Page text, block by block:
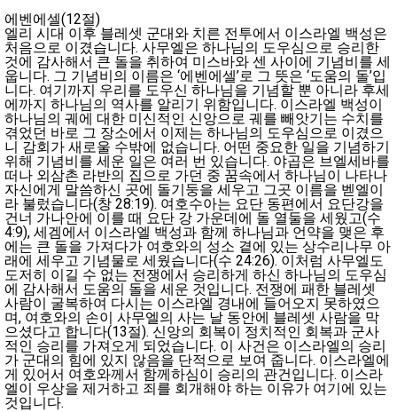
에벤에셀(12절)
엘리 시대 이후 블레셋 군대와 치른 전투에서 이스라엘 백성은
처음으로 이겼습니다. 사무엘은 하나님의 도우심으로 승리한
것에 감사해서 큰 돌을 취하여 미스바와 센 사이에 기념비를 세
웁니다. 그 기념비의 이름은 ‘에벤에셀’로 그 뜻은 ‘도움의 돌’입
니다. 여기까지 우리를 도우신 하나님을 기념할 뿐 아니라 후세
에까지 하나님의 역사를 알리기 위함입니다. 이스라엘 백성이
하나님의 궤에 대한 미신적인 신앙으로 궤를 빼앗기는 수치를
겪었던 바로 그 장소에서 이제는 하나님의 도우심으로 이겼으
니 감회가 새로울 수밖에 없습니다. 어떤 중요한 일을 기념하기
위해 기념비를 세운 일은 여러 번 있습니다. 야곱은 브엘세바를
떠나 외삼촌 라반의 집으로 가던 중 꿈속에서 하나님이 나타나
자신에게 말씀하신 곳에 돌기둥을 세우고 그곳 이름을 벧엘이
라 불렀습니다(창 28:19). 여호수아는 요단 동편에서 요단강을
건너 가나안에 이를 때 요단 강 가운데에 돌 열둘을 세웠고(수
4:9), 세겜에서 이스라엘 백성과 함께 하나님과 언약을 맺은 후
에는 큰 돌을 가져다가 여호와의 성소 곁에 있는 상수리나무 아
래에 세우고 기념물로 세웠습니다(수 24:26). 이처럼 사무엘도
도저히 이길 수 없는 전쟁에서 승리하게 하신 하나님의 도우심
에 감사해서 도움의 돌을 세운 것입니다. 전쟁에 패한 블레셋
사람이 굴복하여 다시는 이스라엘 경내에 들어오지 못하였으
며, 여호와의 손이 사무엘의 사는 날 동안에 블레셋 사람을 막
으셨다고 합니다(13절). 신앙의 회복이 정치적인 회복과 군사
적인 승리를 가져오게 되었습니다. 이 사건은 이스라엘의 승리
가 군대의 힘에 있지 않음을 단적으로 보여 줍니다. 이스라엘에
게 있어서 여호와께서 함께하심이 승리의 관건입니다. 이스라
엘이 우상을 제거하고 죄를 회개해야 하는 이유가 여기에 있는
것입니다.